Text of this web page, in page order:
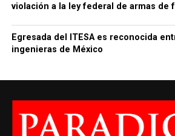
violación a la ley federal de armas de
Egresada del ITESA es reconocida
ingenieras de México